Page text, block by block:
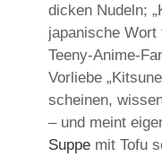
dicken Nudeln;
japanische
Teeny-Anime-
Vorliebe
scheinen,
– und meint
Suppe mit Tofu